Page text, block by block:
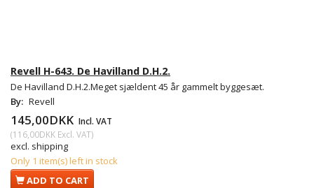
Revell H-643. De Havilland D.H.2.
De Havilland D.H.2.Meget sjældent 45 år gammelt byggesæt.
By: Revell
145,00DKK Incl. VAT
(116,00DKK Excl. VAT)
excl. shipping
Only 1 item(s) left in stock
ADD TO CART